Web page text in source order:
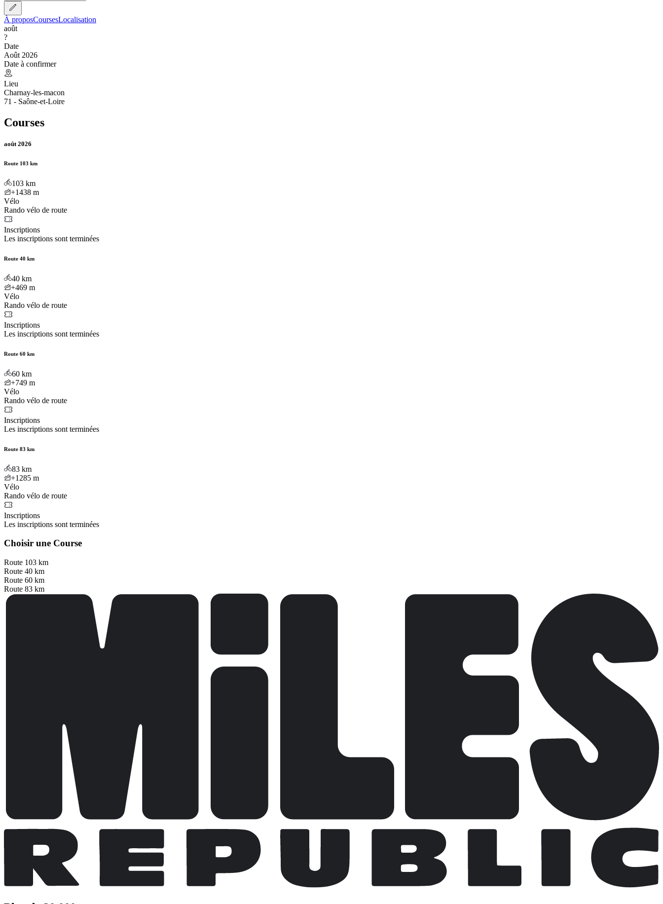
À proposCoursesLocalisation
août
?
Date
Août 2026
Date à confirmer
Lieu
Charnay-les-macon
71 - Saône-et-Loire
Courses
août 2026
Route 103 km
103 km
+1438 m
Vélo
Rando vélo de route
Inscriptions
Les inscriptions sont terminées
Route 40 km
40 km
+469 m
Vélo
Rando vélo de route
Inscriptions
Les inscriptions sont terminées
Route 60 km
60 km
+749 m
Vélo
Rando vélo de route
Inscriptions
Les inscriptions sont terminées
Route 83 km
83 km
+1285 m
Vélo
Rando vélo de route
Inscriptions
Les inscriptions sont terminées
Choisir une Course
Route 103 km
Route 40 km
Route 60 km
Route 83 km